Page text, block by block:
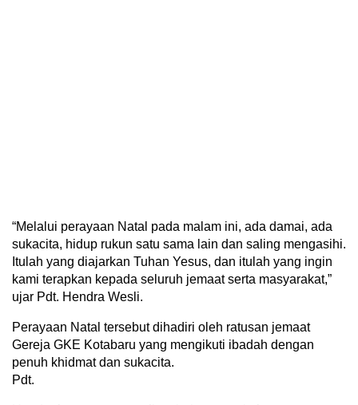
“Melalui perayaan Natal pada malam ini, ada damai, ada
sukacita, hidup rukun satu sama lain dan saling mengasihi.
Itulah yang diajarkan Tuhan Yesus, dan itulah yang ingin
kami terapkan kepada seluruh jemaat serta masyarakat,”
ujar Pdt. Hendra Wesli.
Perayaan Natal tersebut dihadiri oleh ratusan jemaat
Gereja GKE Kotabaru yang mengikuti ibadah dengan
penuh khidmat dan sukacita.
Pdt.